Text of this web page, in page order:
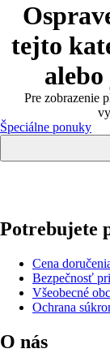
tejto
Pre zobrazenie
Špeciálne ponuky
Potrebujete
Cena
Bezpečnosť
Všeobecné
Ochrana
O nás